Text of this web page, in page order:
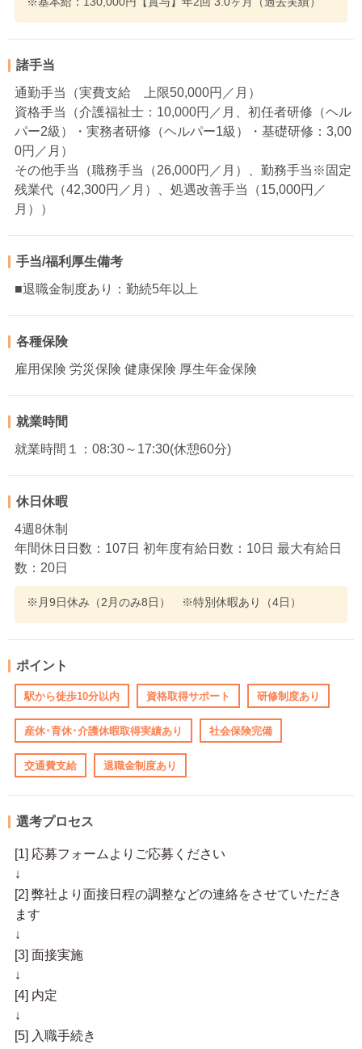
諸手当
通勤手当（実費支給 上限50,000円／月）
資格手当（介護福祉士：10,000円／月、初任者研修（ヘル
パー2級）・実務者研修（ヘルパー1級）・基礎研修：3,00
0円／月）
その他手当（職務手当（26,000円／月）、勤務手当※固定
残業代（42,300円／月）、処遇改善手当（15,000円／
月））
手当/福利厚生備考
■退職金制度あり：勤続5年以上
各種保険
雇用保険 労災保険 健康保険 厚生年金保険
就業時間
就業時間１：08:30～17:30(休憩60分)
休日休暇
4週8休制
年間休日日数：107日 初年度有給日数：10日 最大有給日
数：20日
※月9日休み（2月のみ8日） ※特別休暇あり（4日）
ポイント
駅から徒歩10分以内 資格取得サポート 研修制度あり
産休･育休･介護休暇取得実績あり 社会保険完備
交通費支給 退職金制度あり
選考プロセス
[1] 応募フォームよりご応募ください
↓
[2] 弊社より面接日程の調整などの連絡をさせていただき
ます
↓
[3] 面接実施
↓
[4] 内定
↓
[5] 入職手続き